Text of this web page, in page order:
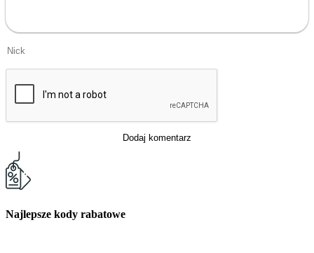
Dodaj komentarz
Najlepsze kody rabatowe